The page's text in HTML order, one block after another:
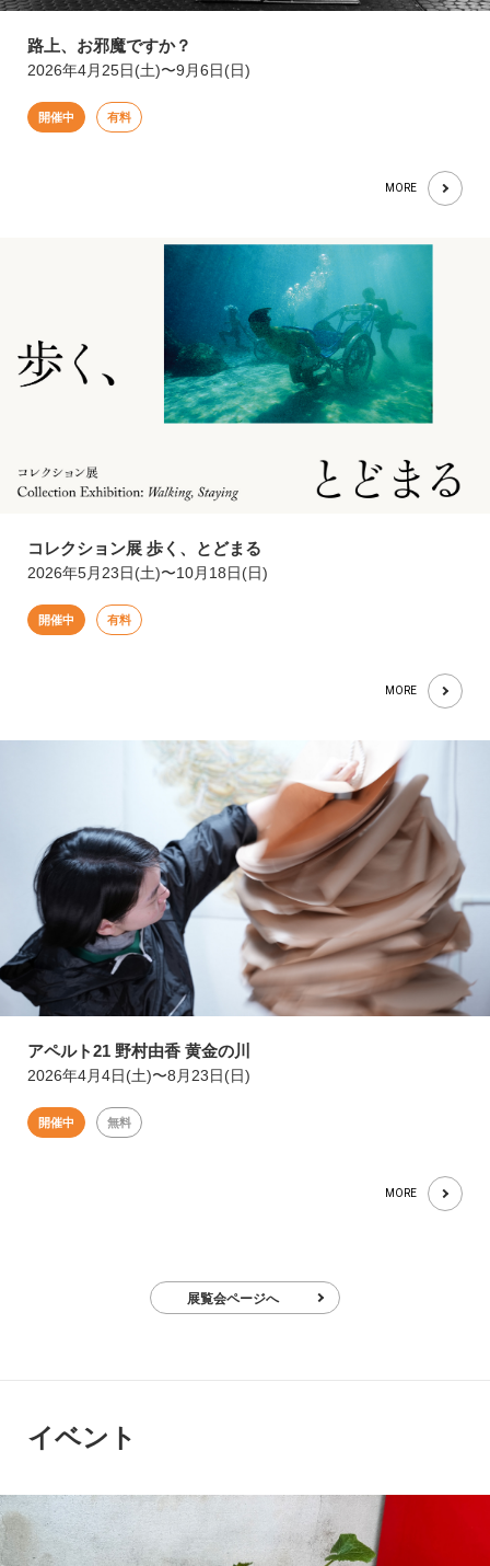
路上、お邪魔ですか？
2026年4月25日(土)〜9月6日(日)
開催中 有料
MORE
コレクション展 歩く、とどまる
2026年5月23日(土)〜10月18日(日)
開催中 有料
MORE
アペルト21 野村由香 黄金の川
2026年4月4日(土)〜8月23日(日)
開催中 無料
MORE
展覧会ページへ
イベント